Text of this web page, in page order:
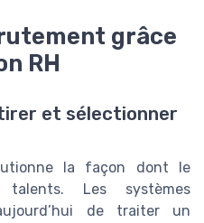
grâce
RH
et sélectionner
la façon dont le
Les systèmes
de traiter un